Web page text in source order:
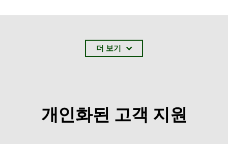
더 보기
개인화된 고객 지원